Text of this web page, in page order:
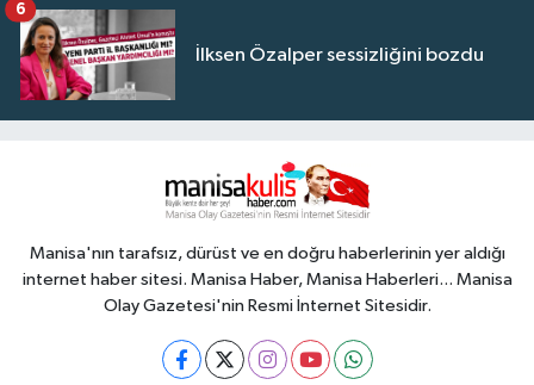
İlksen Özalper sessizliğini bozdu
6
Manisa'nın tarafsız, dürüst ve en doğru haberlerinin yer aldığı
internet haber sitesi. Manisa Haber, Manisa Haberleri... Manisa
Olay Gazetesi'nin Resmi İnternet Sitesidir.